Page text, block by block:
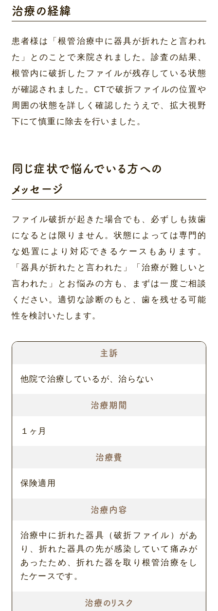
治療の経緯
患者様は「根管治療中に器具が折れたと言われ
た」とのことで来院されました。診査の結果、
根管内に破折したファイルが残存している状態
が確認されました。CTで破折ファイルの位置や
周囲の状態を詳しく確認したうえで、拡大視野
下にて慎重に除去を行いました。
同じ症状で悩んでいる方への
メッセージ
ファイル破折が起きた場合でも、必ずしも抜歯
になるとは限りません。状態によっては専門的
な処置により対応できるケースもあります。
「器具が折れたと言われた」「治療が難しいと
言われた」とお悩みの方も、まずは一度ご相談
ください。適切な診断のもと、歯を残せる可能
性を検討いたします。
主訴
他院で治療しているが、治らない
治療期間
１ヶ月
治療費
保険適用
治療内容
治療中に折れた器具（破折ファイル）があ
り、折れた器具の先が感染していて痛みが
あったため、折れた器を取り根管治療をし
たケースです。
治療のリスク